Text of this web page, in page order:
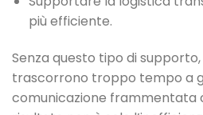
più efficiente.
Senza questo tipo di
trascorrono troppo tempo a
comunicazione frammentata